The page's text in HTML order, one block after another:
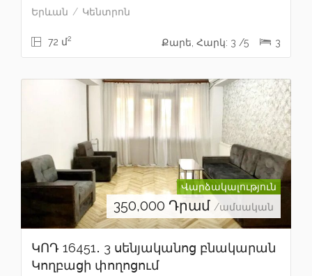
Երևան Կենտրոն
72 մ2 Քարե, Հարկ: 3 /5 3
Վարձակալություն
350,000 Դրամ /ամսական
ԿՈԴ 16451․ 3 սենյականոց բնակարան
Կողբացի փողոցում